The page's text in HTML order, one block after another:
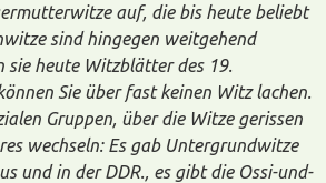
auf, die bis heute beliebt
sind hingegen weitgehend
sie heute Witzblätter des 19.
Sie über fast keinen Witz lachen.
Gruppen, über die Witze gerissen
wechseln: Es gab Untergrundwitze
und in der DDR., es gibt die Ossi-und-